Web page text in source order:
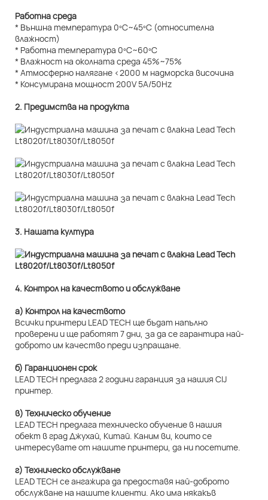
Работна среда
* Външна температура 0ºC~45ºC (относителна
влажност)
* Работна температура 0ºC~60ºC
* Влажност на околната среда 45%~75%
* Атмосферно налягане <2000 м надморска височина
* Консумирана мощност 200V 5A/50Hz
2. Предимства на продукта
3. Нашата култура
4. Контрол на качеството и обслужване
а) Контрол на качеството
Всички принтери LEAD TECH ще бъдат напълно
проверени и ще работят 7 дни, за да се гарантира най-
доброто им качество преди изпращане.
б) Гаранционен срок
LEAD TECH предлага 2 години гаранция за нашия CIJ
принтер.
в) Техническо обучение
LEAD TECH предлага техническо обучение в нашия
обект в град Джухай, Китай. Каним ви, които се
интересувате от нашите принтери, да ни посетите.
г) Техническо обслужване
LEAD TECH се ангажира да предоставя най-доброто
обслужване на нашите клиенти. Ако има някакъв